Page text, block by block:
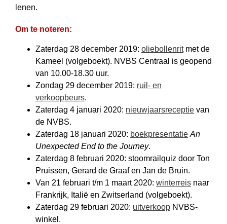
lenen.
Om te noteren:
Zaterdag 28 december 2019: oliebollenritmet de
Kameel (vol­geboekt). NVBS Centraal is geopend
van 10.00-18.30 uur.
Zondag 29 december 2019: ruil- en
verkoopbeurs.
Zaterdag 4 januari 2020: nieuwjaarsreceptie van
de NVBS.
Zaterdag 18 januari 2020: boekpresentatie An
Unexpected End to the Journey.
Zaterdag 8 februari 2020: stoomrailquiz door Ton
Pruissen, Gerard de Graaf en Jan de Bruin.
Van 21 februari t/m 1 maart 2020: winterreis naar
Frankrijk, Italië en Zwitserland (volgeboekt).
Zaterdag 29 februari 2020: uitverkoop NVBS-
winkel.